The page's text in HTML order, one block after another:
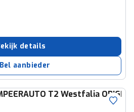
details
Bel aanbieder
T2 Westfalia